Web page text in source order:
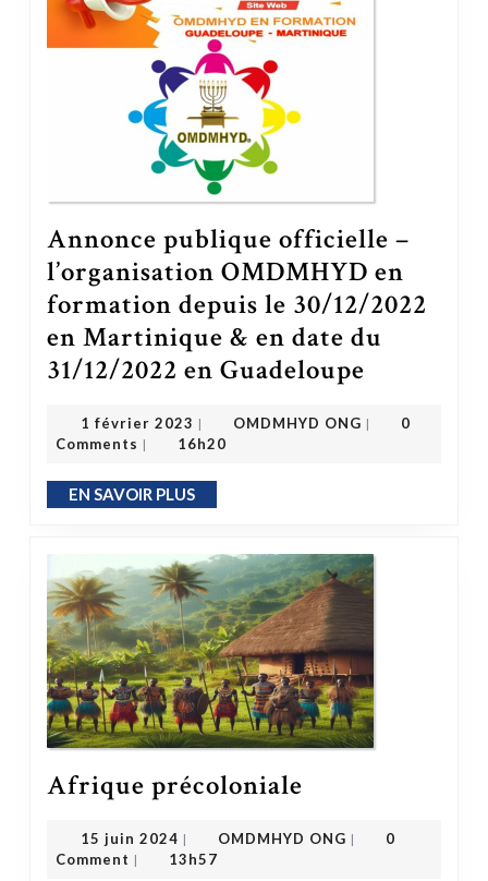
Annonce publique officielle –
l’organisation OMDMHYD en
formation depuis le 30/12/2022
en Martinique & en date du
31/12/2022 en Guadeloupe
1 février 2023 1 février 2023
| OMDMHYD ONG |
0
Comments | 16h20
EN SAVOIR PLUSEN SAVOIR PLUS
Afrique précoloniale
15 juin 2024 15 juin 2024
| OMDMHYD ONG |
0
Comment | 13h57